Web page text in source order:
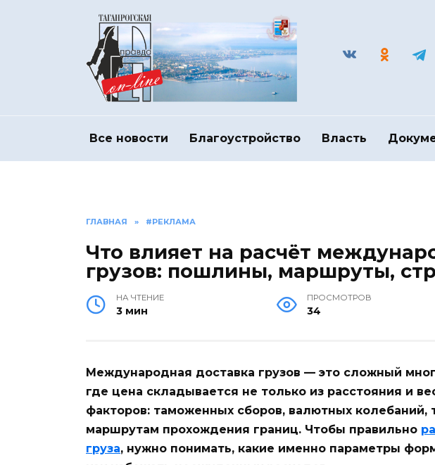
Все новости Благоустройство Власть
ГЛАВНАЯ » #РЕКЛАМА
Что влияет на расчёт
грузов: пошлины, маршруты,
НА ЧТЕНИЕ
3 мин
ПРОСМОТРОВ
34
Международная доставка грузов — это сложный
где цена складывается не только из расстояния и
факторов: таможенных сборов, валютных колебаний,
маршрутам прохождения границ. Чтобы правильно
груза, нужно понимать, какие именно параметры